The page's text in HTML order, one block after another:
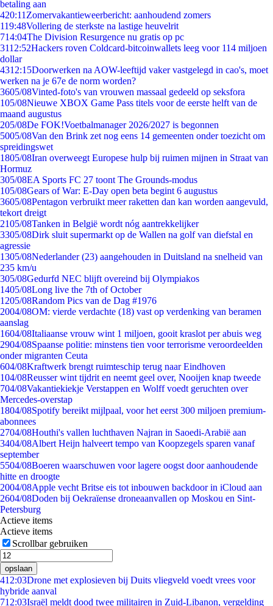
betaling aan
420:11 Zomervakantieweerbericht: aanhoudend zomers
119:48Vollering de sterkste na lastige heuvelrit
714:04The Division Resurgence nu gratis op pc
3112:52Hackers roven Coldcard-bitcoinwallets leeg voor 114 miljoen
dollar
4312:15Doorwerken na AOW-leeftijd vaker vastgelegd in cao's, moet
werken na je 67e de norm worden?
3605/08Vinted-foto's van vrouwen massaal gedeeld op seksfora
105/08Nieuwe XBOX Game Pass titels voor de eerste helft van de
maand augustus
205/08De FOK!Voetbalmanager 2026/2027 is begonnen
5005/08Van den Brink zet nog eens 14 gemeenten onder toezicht om
spreidingswet
1805/08Iran overweegt Europese hulp bij ruimen mijnen in Straat van
Hormuz
305/08EA Sports FC 27 toont The Grounds-modus
105/08Gears of War: E-Day open beta begint 6 augustus
3605/08Pentagon verbruikt meer raketten dan kan worden aangevuld,
tekort dreigt
2105/08Tanken in België wordt nóg aantrekkelijker
3305/08Dirk sluit supermarkt op de Wallen na golf van diefstal en
agressie
1305/08Nederlander (23) aangehouden in Duitsland na snelheid van
235 km/u
305/08Gedurfd NEC blijft overeind bij Olympiakos
1405/08Long live the 7th of October
1205/08Random Pics van de Dag #1976
2004/08OM: vierde verdachte (18) vast op verdenking van beramen
aanslag
1604/08Italiaanse vrouw wint 1 miljoen, gooit kraslot per abuis weg
2904/08Spaanse politie: minstens tien voor terrorisme veroordeelden
onder migranten Ceuta
604/08Kraftwerk brengt ruimteschip terug naar Eindhoven
104/08Reusser wint tijdrit en neemt geel over, Nooijen knap tweede
704/08Vakantiekiekje Verstappen en Wolff voedt geruchten over
Mercedes-overstap
1804/08Spotify bereikt mijlpaal, voor het eerst 300 miljoen premium-
abonnees
2704/08Houthi's vallen luchthaven Najran in Saoedi-Arabië aan
3404/08Albert Heijn halveert tempo van Koopzegels sparen vanaf
september
5504/08Boeren waarschuwen voor lagere oogst door aanhoudende
hitte en droogte
2004/08Apple vecht Britse eis tot inbouwen backdoor in iCloud aan
2604/08Doden bij Oekraïense droneaanvallen op Moskou en Sint-
Petersburg
Actieve items
Actieve items
Scrollbar gebruiken
opslaan
412:03Drone met explosieven bij Duits vliegveld voedt vrees voor
hybride aanval
712:03Israël meldt dood twee militairen in Zuid-Libanon, vergelding